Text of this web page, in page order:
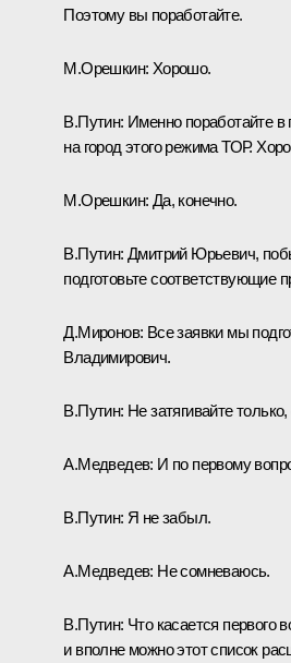
Поэтому вы поработайте.
М.Орешкин: Хорошо.
В.Путин: Именно поработайте в
на город этого режима ТОР.
М.Орешкин: Да, конечно.
В.Путин: Дмитрий Юрьевич,
подготовьте соответствующие
Д.Миронов: Все заявки мы
Владимирович.
В.Путин: Не затягивайте
А.Медведев: И по первому
В.Путин: Я не забыл.
А.Медведев: Не сомневаюсь.
В.Путин: Что касается первого
и вполне можно этот список